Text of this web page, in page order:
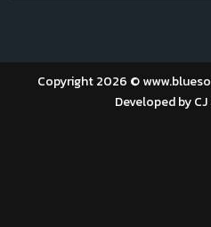
Copyright 2026 ©
Developed by